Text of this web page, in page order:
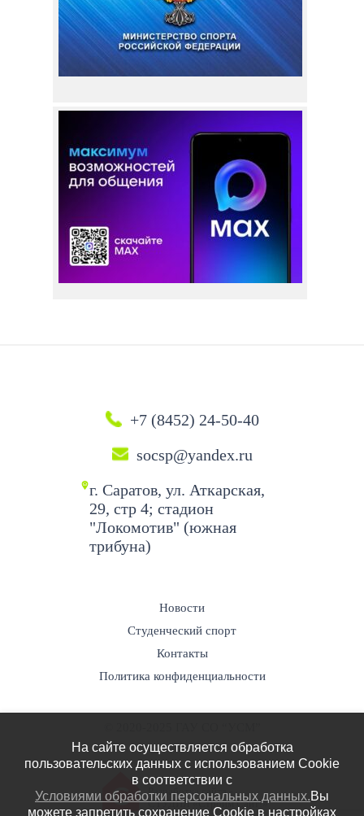
+7 (8452) 24-50-40
socsp@yandex.ru
г. Саратов, ул. Аткарская,
29, стр 4; стадион
"Локомотив" (южная
трибуна)
Новости
Студенческий спорт
Контакты
Политика конфиденциальности
Разработка сайта -
СТУДИЯ «Строим Сайт!»
На сайте осуществляется обработка
пользовательских данных с использованием Cookie
в соответствии c
Условиями обработки персональных данных.Вы
можете запретить сохранение Cookie в настройках